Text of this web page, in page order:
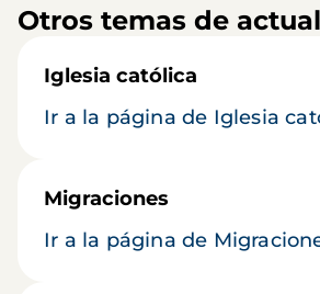
Otros temas de
Iglesia católica
Ir a la página de Iglesia
Migraciones
Ir a la página de